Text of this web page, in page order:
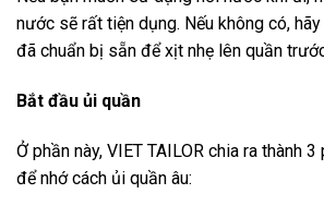
nước sẽ rất tiện dụng. Nếu không có,
đã chuẩn bị sẵn để xịt nhẹ lên quần
Bắt đầu ủi quần
Ở phần này, VIET TAILOR chia ra thành
để nhớ cách ủi quần âu: